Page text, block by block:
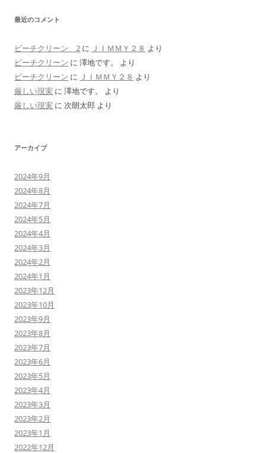
最近のコメント
ビーチクリーン 2 に ＪＩＭＭＹ２８ より
ビーチクリーン に 澤地です。
より
ビーチクリーン に ＪＩＭＭＹ２８ より
厳しい現実 に 澤地です。
より
厳しい現実 に 次朗太郎 より
アーカイブ
2024年9月
2024年8月
2024年7月
2024年5月
2024年4月
2024年3月
2024年2月
2024年1月
2023年12月
2023年10月
2023年9月
2023年8月
2023年7月
2023年6月
2023年5月
2023年4月
2023年3月
2023年2月
2023年1月
2022年12月